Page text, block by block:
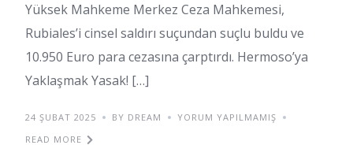
Yüksek Mahkeme Merkez Ceza Mahkemesi,
Rubiales’i cinsel saldırı suçundan suçlu buldu ve
10.950 Euro para cezasına çarptırdı. Hermoso’ya
Yaklaşmak Yasak! […]
24 ŞUBAT 2025 BY DREAM
YORUM YAPILMAMIŞ
READ MORE